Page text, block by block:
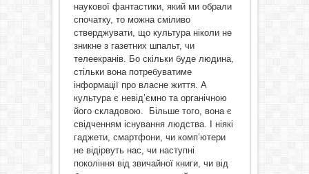
наукової фантастики, який ми обрали
спочатку, то можна сміливо
стверджувати, що культура ніколи не
зникне з газетних шпальт, чи
телеекранів. Бо скільки буде людина,
стільки вона потребуватиме
інформації про власне життя. А
культура є невід’ємно та органічною
його складовою. Більше того, вона є
свідченням існування людства. І ніякі
гаджети, смартфони, чи комп’ютери
не відірвуть нас, чи наступні
покоління від звичайної книги, чи від